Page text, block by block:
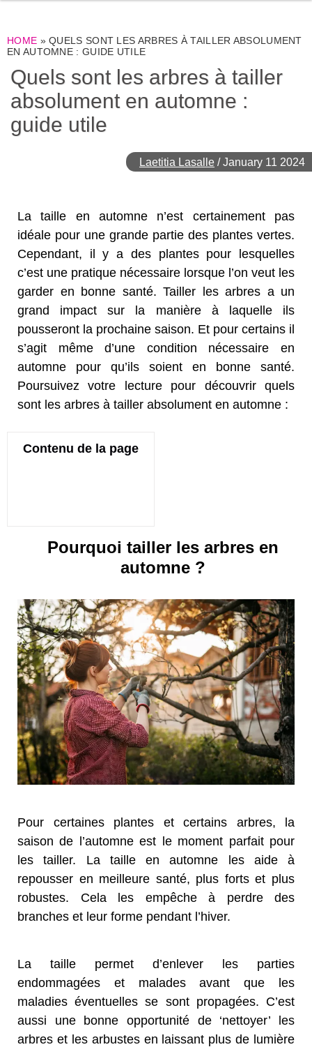
HOME »QUELS SONT LES ARBRES À TAILLER ABSOLUMENT
EN AUTOMNE : GUIDE UTILE
Quels sont les arbres à tailler
absolument en automne :
guide utile
Laetitia Lasalle /January 11 2024
La taille en automne n’est certainement pas
idéale pour une grande partie des plantes vertes.
Cependant, il y a des plantes pour lesquelles
c’est une pratique nécessaire lorsque l’on veut les
garder en bonne santé. Tailler les arbres a un
grand impact sur la manière à laquelle ils
pousseront la prochaine saison. Et pour certains il
s’agit même d’une condition nécessaire en
automne pour qu’ils soient en bonne santé.
Poursuivez votre lecture pour découvrir quels
sont les arbres à tailler absolument en automne :
Contenu de la page
Pourquoi tailler les arbres en
automne ?
Pour certaines plantes et certains arbres, la
saison de l’automne est le moment parfait pour
les tailler. La taille en automne les aide à
repousser en meilleure santé, plus forts et plus
robustes. Cela les empêche à perdre des
branches et leur forme pendant l’hiver.
La taille permet d’enlever les parties
endommagées et malades avant que les
maladies éventuelles se sont propagées. C’est
aussi une bonne opportunité de ‘nettoyer’ les
arbres et les arbustes en laissant plus de lumière